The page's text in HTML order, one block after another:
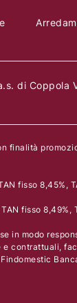
di
finalità
fisso 8,45%,
fisso
in modo
contrattuali,
Findomestic